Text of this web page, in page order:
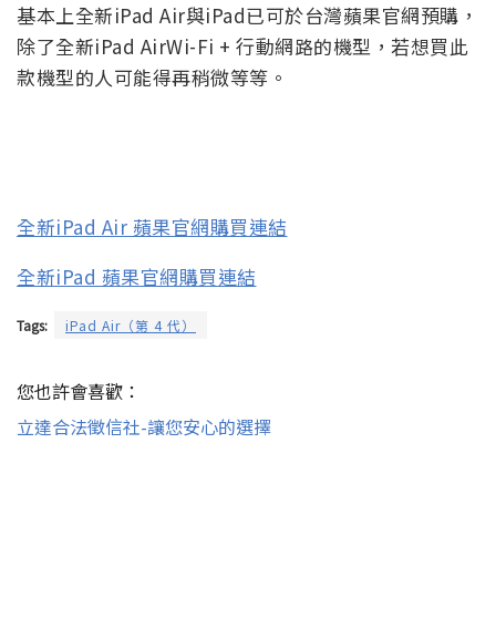
基本上全新iPad Air與iPad已可於台灣蘋果官網預購，
除了全新iPad AirWi-Fi + 行動網路的機型，若想買此
款機型的人可能得再稍微等等。
全新iPad Air 蘋果官網購買連結
全新iPad 蘋果官網購買連結
Tags: iPad Air（第 4 代）
您也許會喜歡：
立達合法徵信社-讓您安心的選擇